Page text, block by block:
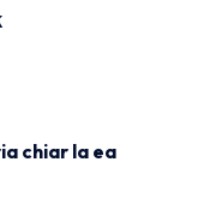
chiar la ea